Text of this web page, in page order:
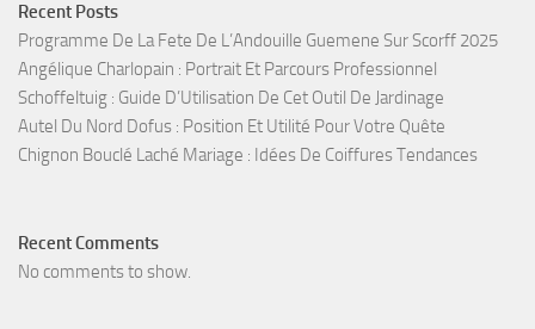
Recent Posts
Programme De La Fete De L’Andouille Guemene Sur Scorff 2025
Angélique Charlopain : Portrait Et Parcours Professionnel
Schoffeltuig : Guide D’Utilisation De Cet Outil De Jardinage
Autel Du Nord Dofus : Position Et Utilité Pour Votre Quête
Chignon Bouclé Laché Mariage : Idées De Coiffures Tendances
Recent Comments
No comments to show.